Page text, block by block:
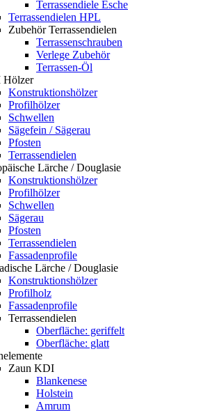
Terrassendiele Esche
Terrassendielen HPL
Zubehör Terrassendielen
Terrassenschrauben
Verlege Zubehör
Terrassen-Öl
Konstruktionshölzer
Profilhölzer
Schwellen
Sägefein / Sägerau
Pfosten
Terrassendielen
Lärche / Douglasie
Konstruktionshölzer
Profilhölzer
Schwellen
Sägerau
Pfosten
Terrassendielen
Fassadenprofile
Lärche / Douglasie
Konstruktionshölzer
Profilholz
Fassadenprofile
Terrassendielen
Oberfläche: geriffelt
Oberfläche: glatt
Zaun KDI
Blankenese
Holstein
Amrum